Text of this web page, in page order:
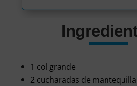
1 col grande
2 cucharadas de mantequilla